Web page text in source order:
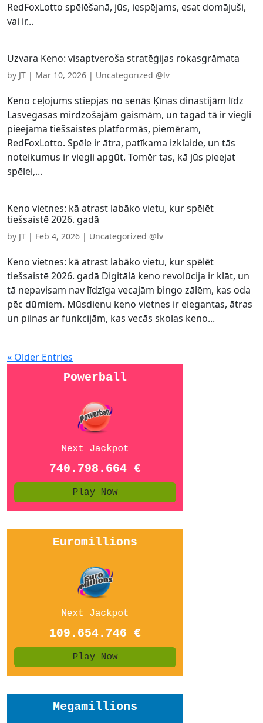
RedFoxLotto spēlēšanā, jūs, iespējams, esat domājuši,
vai ir...
Uzvara Keno: visaptveroša stratēģijas rokasgrāmata
by JT | Mar 10, 2026 | Uncategorized @lv
Keno ceļojums stiepjas no senās Ķīnas dinastijām līdz
Lasvegasas mirdzošajām gaismām, un tagad tā ir viegli
pieejama tiešsaistes platformās, piemēram,
RedFoxLotto. Spēle ir ātra, patīkama izklaide, un tās
noteikumus ir viegli apgūt. Tomēr tas, kā jūs pieejat
spēlei,...
Keno vietnes: kā atrast labāko vietu, kur spēlēt
tiešsaistē 2026. gadā
by JT | Feb 4, 2026 | Uncategorized @lv
Keno vietnes: kā atrast labāko vietu, kur spēlēt
tiešsaistē 2026. gadā Digitālā keno revolūcija ir klāt, un
tā nepavisam nav līdzīga vecajām bingo zālēm, kas oda
pēc dūmiem. Mūsdienu keno vietnes ir elegantas, ātras
un pilnas ar funkcijām, kas vecās skolas keno...
« Older Entries